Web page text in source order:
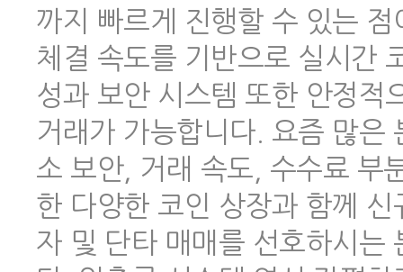
까지 빠르게 진행할 수 있는
체결 속도를 기반으로 실시간
성과 보안 시스템 또한 안정적
거래가 가능합니다. 요즘 많은
소 보안, 거래 속도, 수수료 부
한 다양한 코인 상장과 함께
자 및 단타 매매를 선호하시는